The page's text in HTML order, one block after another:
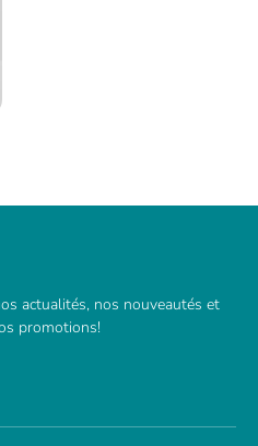
actualités, nos nouveautés et
promotions!